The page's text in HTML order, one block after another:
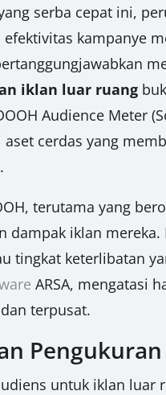
serba cepat ini,
kampanye
iklan luar ruang
Audience Meter
cerdas yang
terutama yang
dampak iklan
tingkat keterlibatan
ARSA, mengatasi
terpusat.
untuk iklan luar